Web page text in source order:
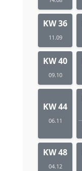
KW 36
11.09
KW 40
09.10
KW 44
06.11
KW 48
04.12